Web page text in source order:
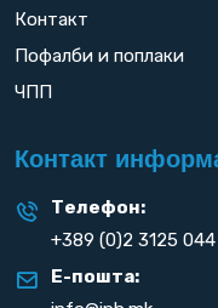
Контакт
Пофалби и поплаки
ЧПП
Контакт
Телефон:
+389 (0)2 3125 044
Е-пошта: